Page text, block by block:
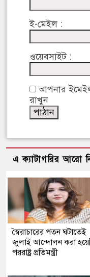
ই-মেইল :
ওয়েবসাইট :
আপনার
রাখুন
এ ক্যাটাগরির আরো
স্বৈরাচারের পতন ঘটাতেই
জুলাই আন্দোলন করা
পররাষ্ট্র প্রতিমন্ত্রী